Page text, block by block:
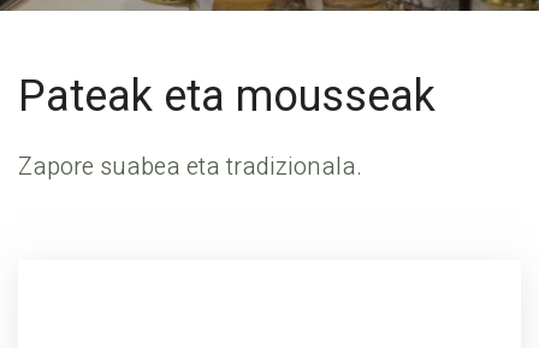
Pateak eta mousseak
Zapore suabea eta tradizionala.